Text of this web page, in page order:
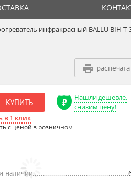
инфракрасный BALLU BIH-T-
КУПИТЬ
в 1 клик
Нашли дешевле,
снизим цену!
с ценой в розничном
наличии